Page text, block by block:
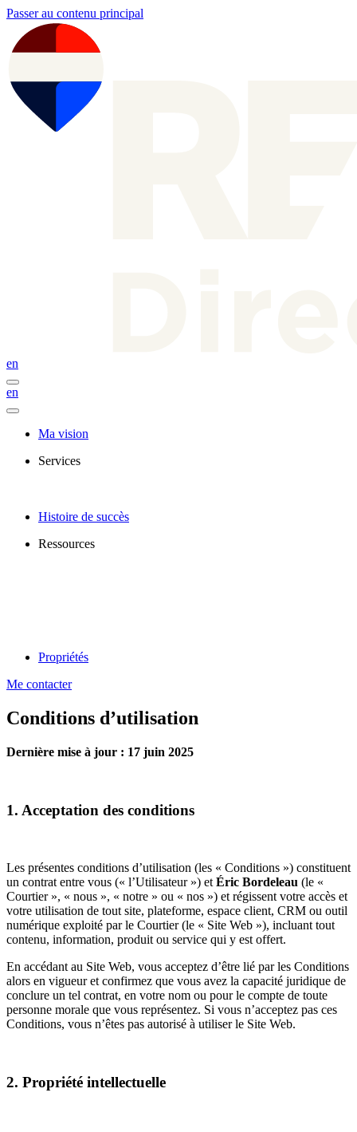
Passer au contenu principal
en
en
Ma vision
Services
Histoire de succès
Ressources
Propriétés
Me contacter
Conditions d’utilisation
Dernière mise à jour : 17 juin 2025
1. Acceptation des conditions
Les présentes conditions d’utilisation (les « Conditions ») constituent
un contrat entre vous (« l’Utilisateur ») et Éric Bordeleau (le «
Courtier », « nous », « notre » ou « nos ») et régissent votre accès et
votre utilisation de tout site, plateforme, espace client, CRM ou outil
numérique exploité par le Courtier (le « Site Web »), incluant tout
contenu, information, produit ou service qui y est offert.
En accédant au Site Web, vous acceptez d’être lié par les Conditions
alors en vigueur et confirmez que vous avez la capacité juridique de
conclure un tel contrat, en votre nom ou pour le compte de toute
personne morale que vous représentez. Si vous n’acceptez pas ces
Conditions, vous n’êtes pas autorisé à utiliser le Site Web.
2. Propriété intellectuelle